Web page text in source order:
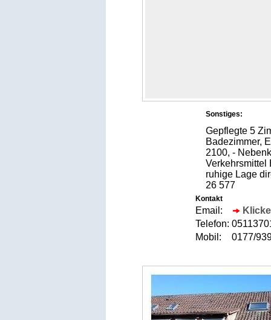
Sonstiges:
Gepflegte 5
Badezimmer,
2100, -
Verkehrsmittel
ruhige Lage
26 577
Kontakt
Email:
Telefon:
Mobil:
0177/